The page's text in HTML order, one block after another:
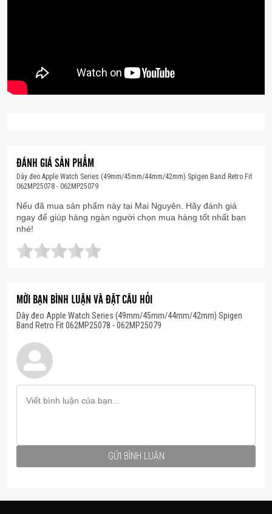
Lớp lót mềm mại tạo cảm giác thoải mái hàng
ngày
ĐÁNH GIÁ SẢN PHẨM
Dây đeo Apple Watch Series (49mm/45mm/44mm/42mm) Spigen Band Retro Fit
062MP25078 - 062MP25079
Nếu đã mua sản phẩm này tại Mai Nguyên. Hãy đánh giá
ngay để giúp hàng ngàn người chọn mua hàng tốt nhất bạn
nhé!
MỜI BẠN BÌNH LUẬN VÀ ĐẶT CÂU HỎI
Dây đeo Apple Watch Series (49mm/45mm/44mm/42mm) Spigen
Band Retro Fit 062MP25078 - 062MP25079
GỬI BÌNH LUẬN